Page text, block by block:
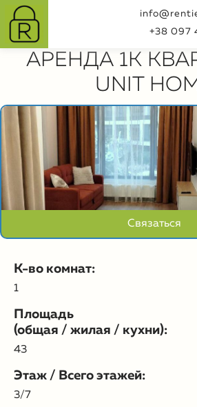
+38 097
АРЕНДА 1К
UNIT
Связаться
К-во комнат:
1
Площадь
(общая / жилая / кухни):
43
Этаж / Всего этажей:
3/7